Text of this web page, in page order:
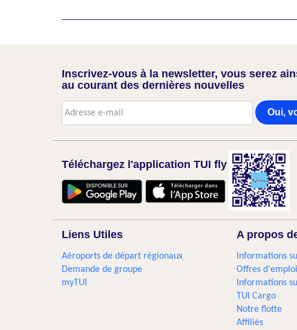
Inscrivez-vous à la newsletter, vous serez
au courant des dernières nouvelles
Oui,
Téléchargez l'application TUI fly
Liens Utiles
Aéroports de départ régionaux
Demande de groupe
myTUI
A propos
Informations
Offres d'emploi
Informations
TUI Cargo
Notre flotte
Affiliés